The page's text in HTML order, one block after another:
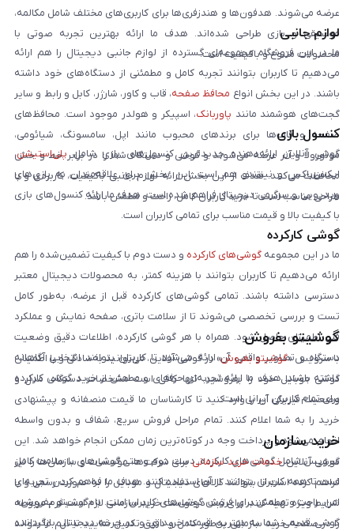
عرضه می‌شوند. هدفون‌ها و هندزفری‌ها برای کاربری‌های مختلف شامل مکالمه،
موسیقی و بازی طراحی شده‌اند. هدف ما ارائه بهترین تجربه صوتی با
محصولات متنوع و باکیفیت است.
لوازم جانبی
ما در این فروشگاه مجموعه‌ای گسترده از لوازم جانبی دیجیتال را هم ارائه
می‌دهیم تا کاربران بتوانند تجربه کامل و مطمئنی از دستگاه‌های خود داشته
باشند. در این بخش انواع محافظ صفحه، قاب و کاور، شارژر، کابل و رابط و سایر
گجت‌های هوشمند مانند پاوربانک، اسپیکر و هولدر موجود است. محافظ‌های
صفحه و قاب‌ها برای برندهای محبوب مانند اپل، سامسونگ، شیائومی،
موتورولا و آنر عرضه می‌شوند و گوشی و دستگاه شما را در برابر خط و خش
محافظت می‌کنند. هدف از این بخش ارائه لوازم جانبی باکیفیت، کاربردی و با
طراحی مناسب است تا خرید کاربران کامل، راحت و مطمئن باشد.
کنسول بازی
گوشی آنلاین ارائه‌دهنده جدیدترین کنسول‌های بازی شامل پلی‌استیشن،
ایکس‌باکس و نینتندو هم است. این بخش برای علاقه‌مندان به بازی‌های
ویدیویی و سرگرمی دیجیتال فراهم شده است. هدف ما ارائه کنسول‌های بازی
با کیفیت بالا و قیمت مناسب برای تمامی کاربران است.
گوشی کارکرده
ما در این مجموعه گوشی‌های کارکرده و دست دوم با کیفیت تضمین‌شده را هم
ارائه می‌دهیم تا کاربران بتوانند با هزینه کمتر، به محصولات دیجیتال معتبر
دسترسی داشته باشند. تمامی گوشی‌های کارکرده قبل از عرضه، به‌طور کامل
تست و بررسی تخصصی می‌شوند تا از سلامت باتری، صفحه نمایش و عملکرد
فنی اطمینان حاصل شود. همراه با هر گوشی کارکرده، اطلاعات دقیق وضعیت
دستگاه و تصاویر واقعی آن ارائه می‌شود تا کاربران بتوانند انتخابی آگاهانه
داشته باشند. هدف ما ارائه تجربه‌ای حرفه‌ای و مطمئن از خرید گوشی کارکرده
برای تمام کاربران ایرانی است.
گوشیتو بفروش
با سرویس «گوشیتو بفروش» در گوشی آنلاین، می‌توانید به‌سادگی و با اطمینان
گوشی موبایل خود را بفروشید. تنها کافی است مشخصات دستگاه، مدل و
وضعیت فیزیکی آن را وارد کنید تا کارشناسان ما قیمت منصفانه و پیشنهادی
خرید را به شما اعلام کنند. تمام مراحل فروش سریع، شفاف و بدون واسطه
انجام می‌شود و پرداخت وجه در کوتاه‌ترین زمان ممکن انجام خواهد شد. این
سرویس شامل گوشی‌های کارکرده، دست دوم و حتی گوشی‌های با سلامت کامل
است تا همه کاربران بتوانند از آن استفاده کنند. هدف ما فراهم کردن تجربه‌ای
امن، راحت و مطمئن برای فروش گوشی‌های کاربران است. با «گوشیتو بفروش»،
گوشی قدیمی شما به بهترین قیمت خریداری و در چرخه دیجیتال بازگردانده
خرید سازمان
گوشی آنلاینخدمات خرید سازمانیبرای شرکت‌ها، مؤسسات و سازمان‌ها را نیز
فراهم کرده است تا بتوانند کالاهای دیجیتال و موبایل را به صورت رسمی و با
شرایط ویژه تهیه کنند. برای ثبت درخواست خرید سازمانی لازم است فرم مربوطه
را در صفحه خرید سازمانی به‌طور کامل و دقیق تکمیل نمایید تا تیم ما بتواند